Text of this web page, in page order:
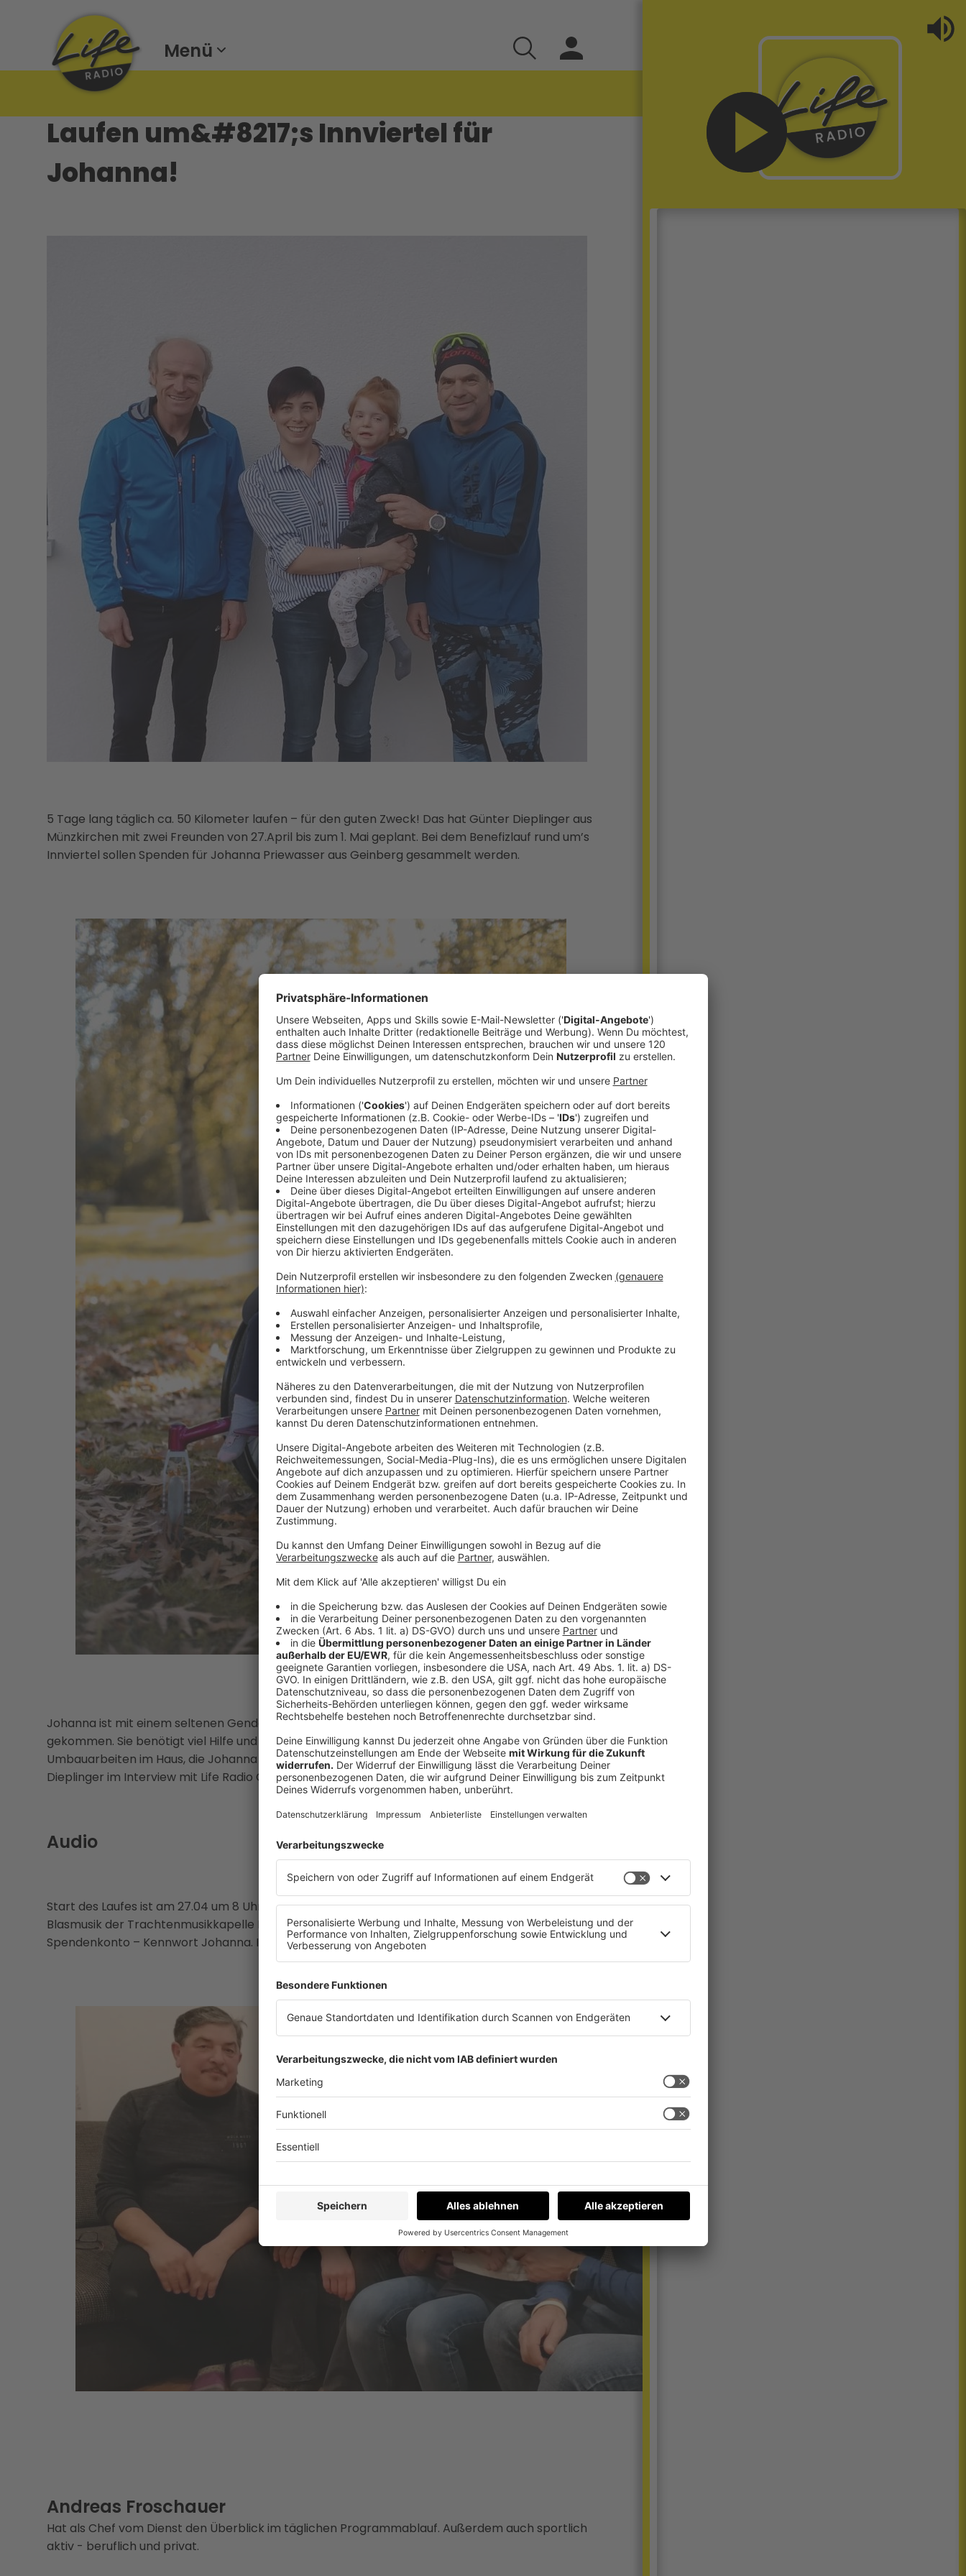
Menü
Laufen um&#8217;s Innviertel für
Johanna!
5 Tage lang täglich ca. 50 Kilometer laufen – für den guten Zweck! Das hat Günter Dieplinger aus
Münzkirchen mit zwei Freunden von 27.April bis zum 1. Mai geplant. Bei dem Benefizlauf rund um’s
Innviertel sollen Spenden für Johanna Priewasser aus Geinberg gesammelt werden.
Johanna ist mit einem seltenen Gendefekt, den nur etwa 150 Personen haben, auf die Welt
gekommen. Sie benötigt viel Hilfe und die Spendengelder sollen für Therapien und diverse
Umbauarbeiten im Haus, die Johanna das Leben erleichtern sollen, verwendet werden, so Günter
Dieplinger im Interview mit Life Radio Chef vom Dienst Andreas Froschauer.
Audio
Start des Laufes ist am 27.04 um 8 Uhr in Mühlheim am Inn. Zieleinlauf am 1.05 beim Tag der
Blasmusik der Trachtenmusikkapelle Mühlheim am Inn um ca. 13:30 Uhr in Mühlheim am Inn.
Spendenkonto – Kennwort Johanna. IBAN: AT34 2032 0326 0440 3158
Andreas Froschauer
Hat als Chef vom Dienst den Überblick im täglichen Programmablauf. Außerdem auch sportlich
aktiv - beruflich und privat.